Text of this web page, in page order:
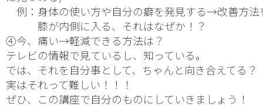
例：身体の使い方や自分の癖を発見する→改善方法
膝が内側に入る、それはなぜか！？
④今、痛い→軽減できる方法は？
テレビの情報で見ているし、知っている。
では、それを自分事として、ちゃんと向き合えてる？
実はそれって難しい！！！
ぜひ、この講座で自分のものにしていきましょう！